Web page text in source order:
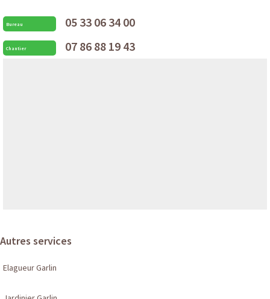
Bureau 05 33 06 34 00
Chantier 07 86 88 19 43
Autres services
Elagueur Garlin